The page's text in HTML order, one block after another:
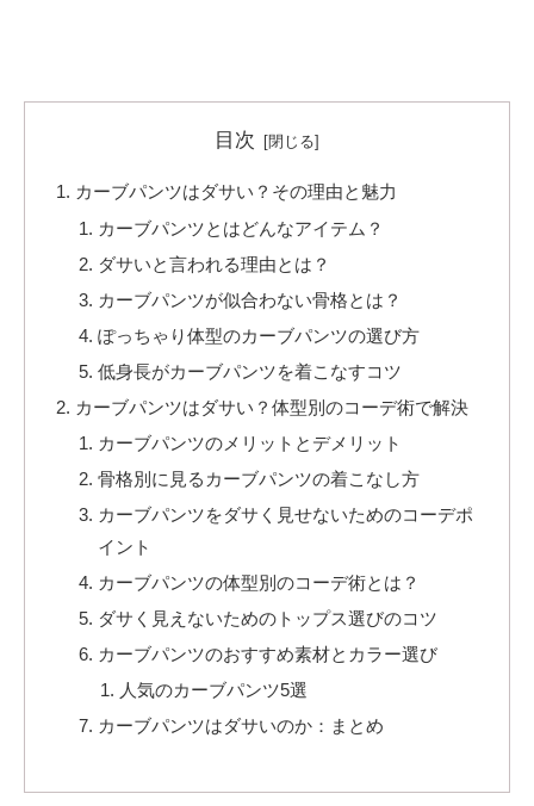
目次
カーブパンツはダサい？その理由と魅力
カーブパンツとはどんなアイテム？
ダサいと言われる理由とは？
カーブパンツが似合わない骨格とは？
ぽっちゃり体型のカーブパンツの選び方
低身長がカーブパンツを着こなすコツ
カーブパンツはダサい？体型別のコーデ術で解決
カーブパンツのメリットとデメリット
骨格別に見るカーブパンツの着こなし方
カーブパンツをダサく見せないためのコーデポ
イント
カーブパンツの体型別のコーデ術とは？
ダサく見えないためのトップス選びのコツ
カーブパンツのおすすめ素材とカラー選び
人気のカーブパンツ5選
カーブパンツはダサいのか：まとめ